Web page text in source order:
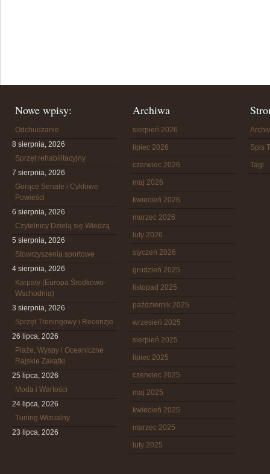
Nowe wpisy:
Odchudzanie
8 sierpnia, 2026
Sprzęt rehabilitacyjny
7 sierpnia, 2026
Gorące Seriale i Cyklowe
Powieści
6 sierpnia, 2026
Czytelnicy Dzielą się Wiedzą
5 sierpnia, 2026
Stowrzyszenia sportowe
4 sierpnia, 2026
Karpaty (Europa Środkowo-
Wschodnia)
3 sierpnia, 2026
Sprzęt Treningowy i Recenzje
26 lipca, 2026
Plaże, Wyspy i Oceaniczne
Rajskie Zakątki
25 lipca, 2026
Moda i Wartości
24 lipca, 2026
Tuning Wizualny
23 lipca, 2026
Archiwa
sierpień 2026
lipiec 2026
czerwiec 2026
maj 2026
kwiecień 2026
marzec 2026
luty 2026
styczeń 2026
grudzień 2025
listopad 2025
październik 2025
wrzesień 2025
sierpień 2025
lipiec 2025
czerwiec 2025
maj 2025
kwiecień 2025
marzec 2025
luty 2025
Spis
Tagi